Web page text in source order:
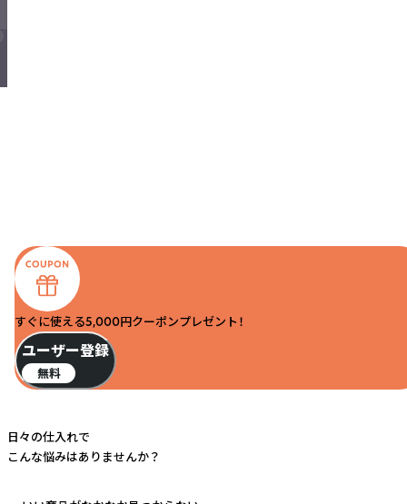
すぐに使える5,000円クーポンプレゼント！
ユーザー登録
無料
日々の仕入れで
こんな悩みはありませんか？